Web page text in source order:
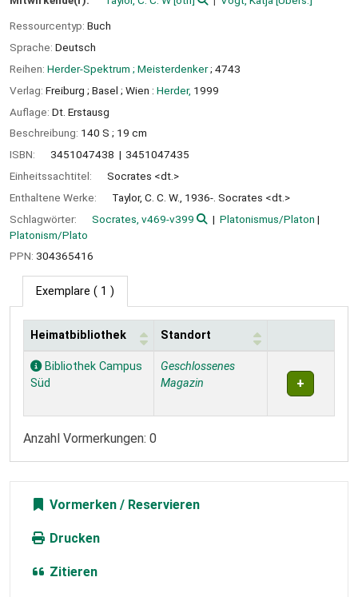
Ressourcentyp: Buch
Sprache: Deutsch
Reihen: Herder-Spektrum ; Meisterdenker; 4743
Verlag: Freiburg ; Basel ; Wien : Herder, 1999
Auflage: Dt. Erstausg
Beschreibung: 140 S ; 19 cm
ISBN:
3451047438
3451047435
Einheitssachtitel:
Socrates <dt.>
Enthaltene Werke:
Taylor, C. C. W., 1936-. Socrates <dt.>
Schlagwörter:
Socrates, v469-v399
Platonismus/Platon
Platonism/Plato
PPN: 304365416
Exemplare ( 1 )
Exemplare
Heimatbibliothek Standort
Bibliothek Campus
Süd
Geschlossenes
Magazin
Anzahl Vormerkungen: 0
Vormerken
Drucken
Zitieren